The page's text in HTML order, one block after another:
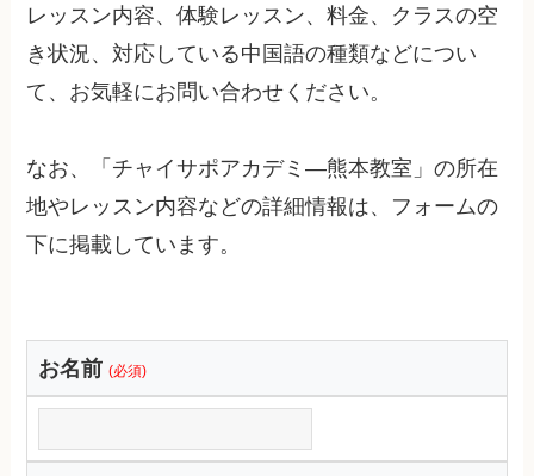
レッスン内容、体験レッスン、料金、クラスの空
き状況、対応している中国語の種類などについ
て、お気軽にお問い合わせください。
なお、「チャイサポアカデミ―熊本教室」の所在
地やレッスン内容などの詳細情報は、フォームの
下に掲載しています。
お名前 (必須)